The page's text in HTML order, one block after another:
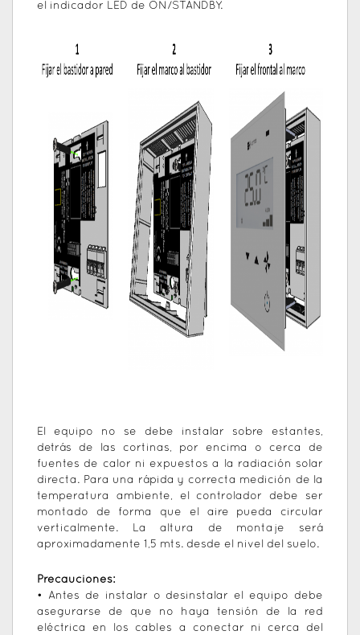
el indicador LED de ON/STANDBY.
El equipo no se debe instalar sobre estantes,
detrás de las cortinas, por encima o cerca de
fuentes de calor ni expuestos a la radiación solar
directa. Para una rápida y correcta medición de la
temperatura ambiente, el controlador debe ser
montado de forma que el aire pueda circular
verticalmente. La altura de montaje será
aproximadamente 1,5 mts. desde el nivel del suelo.
Precauciones:
• Antes de instalar o desinstalar el equipo debe
asegurarse de que no haya tensión de la red
eléctrica en los cables a conectar ni cerca del